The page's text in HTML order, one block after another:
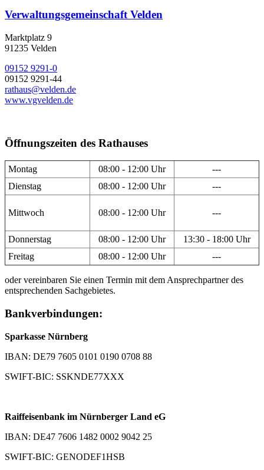
Verwaltungsgemeinschaft Velden
Marktplatz 9
91235 Velden
09152 9291-0
09152 9291-44
rathaus@velden.de
www.vgvelden.de
Öffnungszeiten des Rathauses
Montag 08:00 - 12:00 Uhr
---
Dienstag
08:00 - 12:00 Uhr ---
Mittwoch 08:00 - 12:00 Uhr ---
Donnerstag 08:00 - 12:00 Uhr
13:30 - 18:00 Uhr
Freitag
08:00 - 12:00 Uhr ---
oder vereinbaren Sie einen Termin mit dem Ansprechpartner des
entsprechenden Sachgebietes.
Bankverbindungen:
Sparkasse Nürnberg
IBAN: DE79 7605 0101 0190 0708 88
SWIFT-BIC: SSKNDE77XXX
Raiffeisenbank im Nürnberger Land eG
IBAN: DE47 7606 1482 0002 9042 25
SWIFT-BIC: GENODEF1HSB